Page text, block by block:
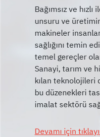
Bağımsız ve
unsuru ve
makineler
sağlığını temin
temel gereçler
Sanayi, tarım ve
kılan teknolojileri
bu düzenekleri
Devamı için